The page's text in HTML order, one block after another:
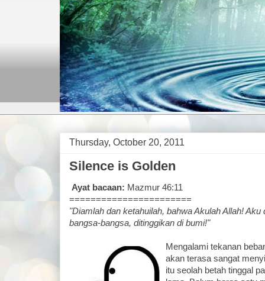
Thursday, October 20, 2011
Silence is Golden
Ayat bacaan: Mazmur 46:11
=======================
"Diamlah dan ketahuilah, bahwa Akulah Allah! Aku
bangsa-bangsa, ditinggikan di bumi!"
Mengalami tekanan
akan terasa sangat
itu seolah betah tinggal